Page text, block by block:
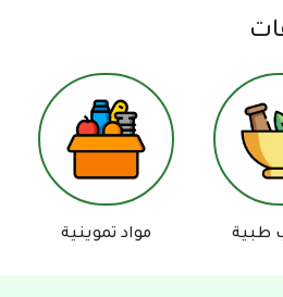
مواد تموينية